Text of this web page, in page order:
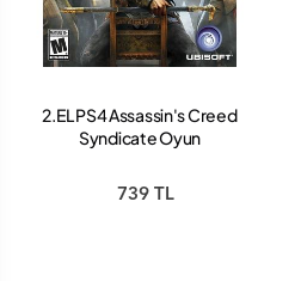
2.EL PS4 Assassin's Creed
Syndicate Oyun
739 TL